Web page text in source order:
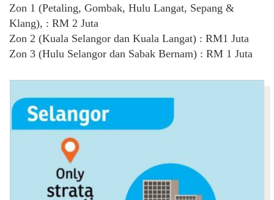
Zon 1 (Petaling, Gombak, Hulu Langat, Sepang &
Klang), : RM 2 Juta
Zon 2 (Kuala Selangor dan Kuala Langat) : RM1 Juta
Zon 3 (Hulu Selangor dan Sabak Bernam) : RM 1 Juta